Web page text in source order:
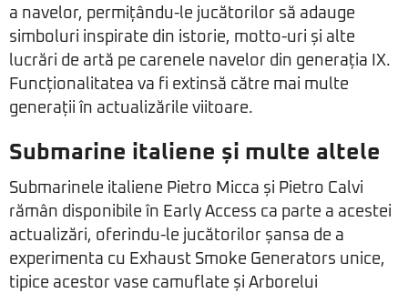
a navelor, permițându-le jucătorilor să adauge
simboluri inspirate din istorie, motto-uri și alte
lucrări de artă pe carenele navelor din generația IX.
Funcționalitatea va fi extinsă către mai multe
generații în actualizările viitoare.
Submarine italiene și multe altele
Submarinele italiene Pietro Micca și Pietro Calvi
rămân disponibile în Early Access ca parte a acestei
actualizări, oferindu-le jucătorilor șansa de a
experimenta cu Exhaust Smoke Generators unice,
tipice acestor vase camuflate și Arborelui